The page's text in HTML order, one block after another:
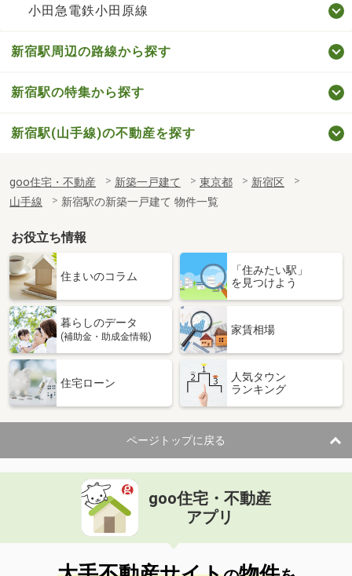
小田急電鉄小田原線
新宿駅周辺の路線から探す
新宿駅の特集から探す
新宿駅(山手線)の不動産を探す
goo住宅・不動産 新築一戸建て 東京都
新宿区
山手線
新宿駅の新築一戸建て 物件一覧
お役立ち情報
住まいのコラム
「住みたい駅」
を見つけよう
暮らしのデータ
(補助金・助成金情報)
家賃相場
住宅ローン
人気タウン
ランキング
ページトップに戻る
goo住宅・不動産
アプリ